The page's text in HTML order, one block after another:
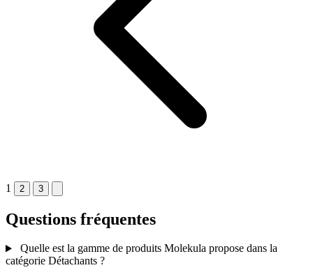
1 2 3
Questions fréquentes
Quelle est la gamme de produits Molekula propose dans la
catégorie Détachants ?